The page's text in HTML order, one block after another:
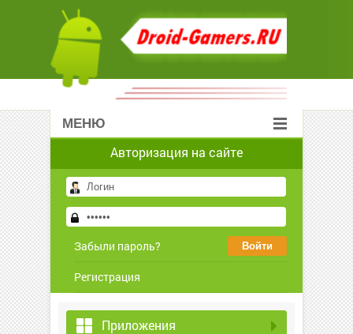
МЕНЮ
Авторизация на сайте
Забыли пароль?
Регистрация
Приложения